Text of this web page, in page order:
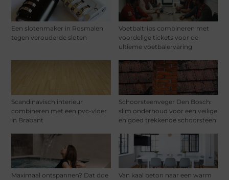
Een slotenmaker in Rosmalen
tegen verouderde sloten
Voetbaltrips combineren met
voordelige tickets voor de
ultieme voetbalervaring
Scandinavisch interieur
combineren met een pvc-vloer
in Brabant
Schoorsteenveger Den Bosch:
slim onderhoud voor een veilige
en goed trekkende schoorsteen
Maximaal ontspannen? Dat doe
Van kaal beton naar een warm